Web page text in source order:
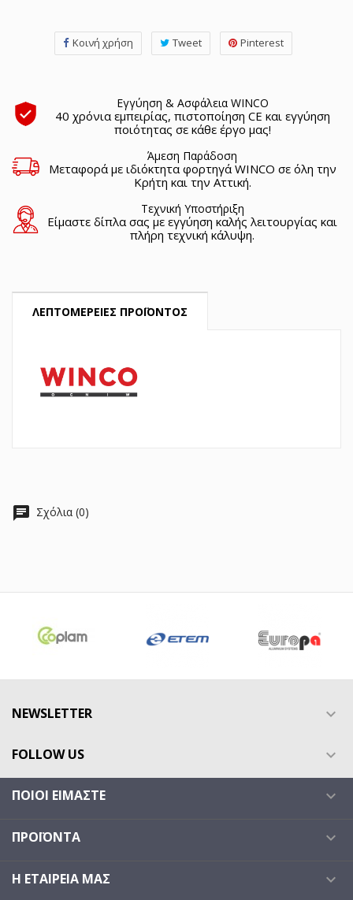
Κοινή χρήση Tweet Pinterest
Εγγύηση & Ασφάλεια WINCO
40 χρόνια εμπειρίας, πιστοποίηση CE και εγγύηση
ποιότητας σε κάθε έργο μας!
Άμεση Παράδοση
Μεταφορά με ιδιόκτητα φορτηγά WINCO σε όλη την
Κρήτη και την Αττική.
Τεχνική Υποστήριξη
Είμαστε δίπλα σας με εγγύηση καλής λειτουργίας και
πλήρη τεχνική κάλυψη.
ΛΕΠΤΟΜΈΡΕΙΕΣ ΠΡΟΪΌΝΤΟΣ
chat Σχόλια (0)
NEWSLETTER 
FOLLOW US 
ΠΟΙΟΙ ΕΊΜΑΣΤΕ 
ΠΡΟΪΌΝΤΑ 
Η ΕΤΑΙΡΕΊΑ ΜΑΣ 